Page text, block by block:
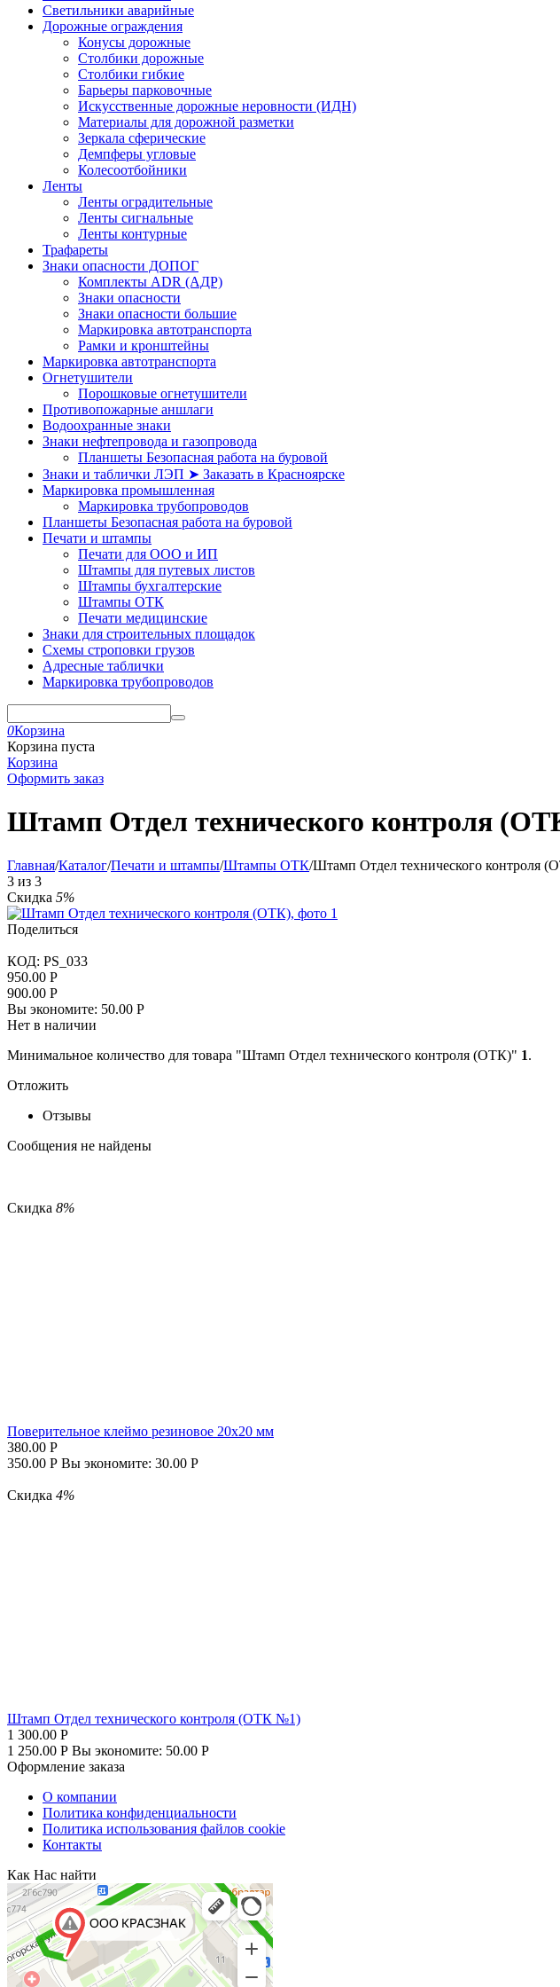
Светильники аварийные
Дорожные ограждения
Конусы дорожные
Столбики дорожные
Столбики гибкие
Барьеры парковочные
Искусственные дорожные неровности (ИДН)
Материалы для дорожной разметки
Зеркала сферические
Демпферы угловые
Колесоотбойники
Ленты
Ленты оградительные
Ленты сигнальные
Ленты контурные
Трафареты
Знаки опасности ДОПОГ
Комплекты ADR (АДР)
Знаки опасности
Знаки опасности большие
Маркировка автотранспорта
Рамки и кронштейны
Маркировка автотранспорта
Огнетушители
Порошковые огнетушители
Противопожарные аншлаги
Водоохранные знаки
Знаки нефтепровода и газопровода
Планшеты Безопасная работа на буровой
Знаки и таблички ЛЭП ➤ Заказать в Красноярске
Маркировка промышленная
Маркировка трубопроводов
Планшеты Безопасная работа на буровой
Печати и штампы
Печати для ООО и ИП
Штампы для путевых листов
Штампы бухгалтерские
Штампы ОТК
Печати медицинские
Знаки для строительных площадок
Схемы строповки грузов
Адресные таблички
Маркировка трубопроводов
0Корзина
Корзина пуста
Корзина
Оформить заказ
Штамп Отдел технического контроля
Главная/Каталог/Печати и штампы/Штампы ОТК/Штамп Отдел технического контроля
3 из 3
Скидка 5%
Поделиться
КОД: PS_033
950.00 Р
900.00 Р
Вы экономите: 50.00 Р
Нет в наличии
Минимальное количество для товара "Штамп Отдел технического контроля (ОТК)" 1.
Отложить
Отзывы
Сообщения не найдены
Скидка 8%
Поверительное клеймо резиновое 20x20 мм
380.00 Р
350.00 Р Вы экономите: 30.00 Р
Скидка 4%
Штамп Отдел технического контроля (ОТК №1)
1 300.00 Р
1 250.00 Р Вы экономите: 50.00 Р
Оформление заказа
О компании
Политика конфиденциальности
Политика использования файлов cookie
Контакты
Как Нас найти